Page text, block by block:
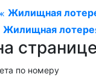
Жилищная
Жилищная
по номеру